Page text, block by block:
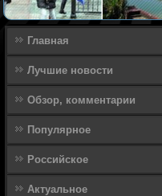
Главная
Лучшие новости
Обзор, комментарии
Популярное
Российское
Актуальное